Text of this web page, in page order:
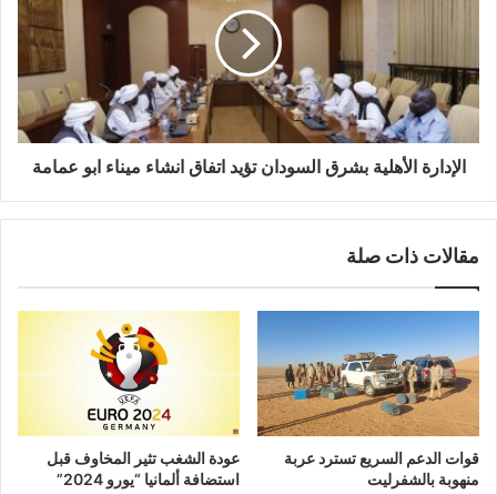
الإدارة الأهلية بشرق السودان تؤيد اتفاق انشاء ميناء ابو عمامة
مقالات ذات صلة
قوات الدعم السريع تسترد عربة
منهوبة بالشفرليت
عودة الشغب تثير المخاوف قبل
استضافة ألمانيا “يورو 2024”